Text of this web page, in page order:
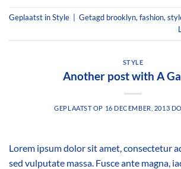
Geplaatst inStyle Getagd brooklyn,fashion,
STYLE
Another post with A
GEPLAATST OP 16 DECEMBER, 2013
Lorem ipsum dolor sit amet, consectetur
sed vulputate massa. Fusce ante magna,